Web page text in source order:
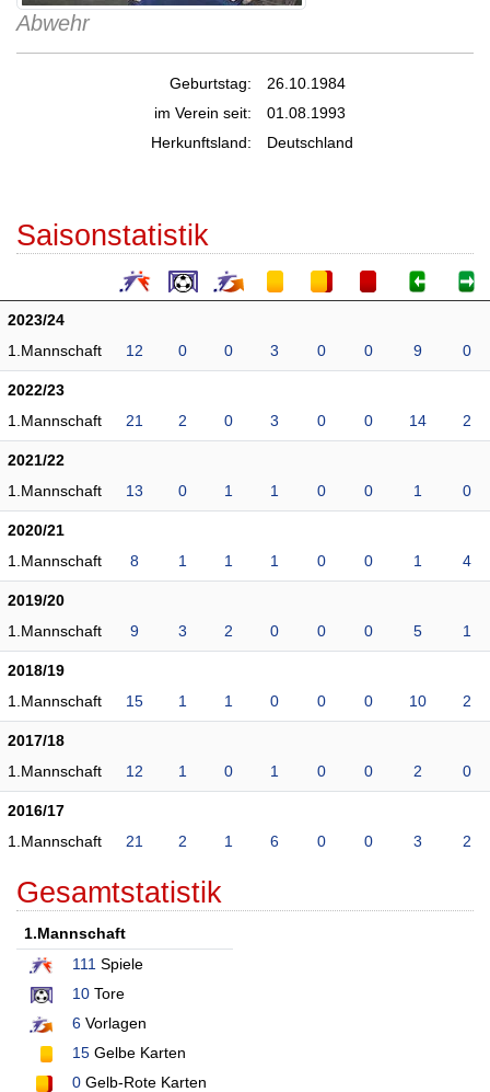
Abwehr
Geburtstag:
26.10.1984
im Verein seit:
01.08.1993
Herkunftsland:
Deutschland
Saisonstatistik
2023/24
1.Mannschaft
12 0 0 3 0 0 9 0
2022/23
1.Mannschaft
21 2 0 3 0 0 14 2
2021/22
1.Mannschaft
13 0 1 1 0 0 1 0
2020/21
1.Mannschaft
8 1 1 1 0 0 1 4
2019/20
1.Mannschaft
9 3 2 0 0 0 5 1
2018/19
1.Mannschaft
15 1 1 0 0 0 10 2
2017/18
1.Mannschaft
12 1 0 1 0 0 2 0
2016/17
1.Mannschaft
21 2 1 6 0 0 3 2
Gesamtstatistik
1.Mannschaft
111 Spiele
10 Tore
6 Vorlagen
15 Gelbe Karten
0 Gelb-Rote Karten